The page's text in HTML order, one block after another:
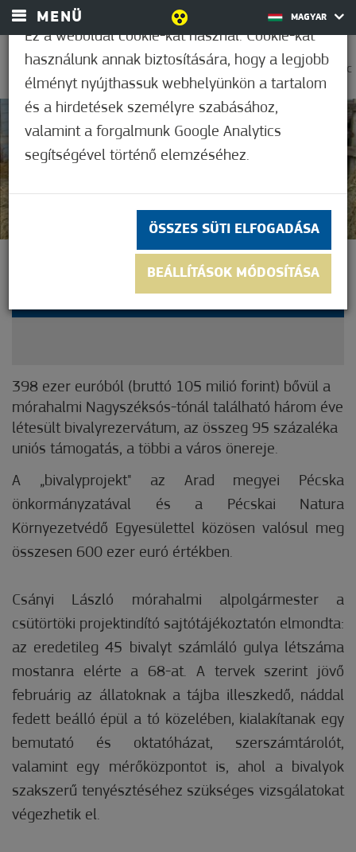
MENÜ MAGYAR
0
21,1°C
Nem értékelt
BŐVÜL A MÓRAHALMI
BIVALYREZERVÁTUM
398 ezer euróból (bruttó 105 milió forint) bővül a
mórahalmi Nagyszéksós-tónál található három éve
létesült bivalyrezervátum, az összeg 95 százaléka
uniós támogatás, a többi a város önereje.
A „bivalyprojekt" az Arad megyei Pécska
önkormányzatával és a Pécskai Natura
Környezetvédő Egyesülettel közösen valósul meg
összesen 600 ezer euró értékben.
Csányi László mórahalmi alpolgármester a
csütörtöki projektindító sajtótájékoztatón elmondta:
az eredetileg 45 bivalyt számláló gulya létszáma
mostanra elérte a 68-at. A tervek szerint jövő
februárig az állatoknak a tájba illeszkedő, náddal
fedett beálló épül a tó közelében, kialakítanak egy
bemutató és oktatóházat, szerszámtárolót,
valamint egy mérőközpontot is, ahol a bivalyok
szakszerű tenyésztéséhez szükséges vizsgálatokat
végezhetik el.
Ez a weboldal cookie-kat használ. Cookie-kat
használunk annak biztosítására, hogy a legjobb
élményt nyújthassuk webhelyünkön a tartalom
és a hirdetések személyre szabásához,
valamint a forgalmunk Google Analytics
segítségével történő elemzéséhez.
ÖSSZES SÜTI ELFOGADÁSA
BEÁLLÍTÁSOK MÓDOSÍTÁSA